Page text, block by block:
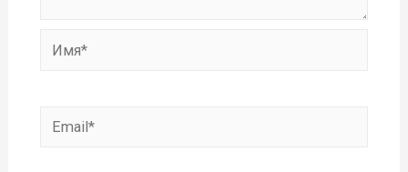
Имя*
Email*